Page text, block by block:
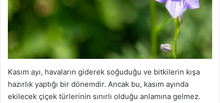
Kasım ayı, havaların giderek soğuduğu ve bitkilerin kışa
hazırlık yaptığı bir dönemdir. Ancak bu, kasım ayında
ekilecek çiçek türlerinin sınırlı olduğu anlamına gelmez.